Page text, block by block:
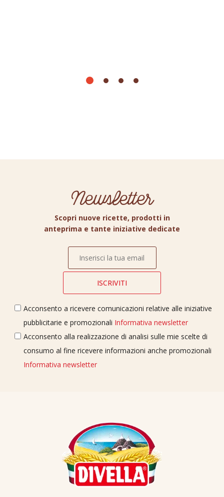
Newsletter
Scopri nuove ricette, prodotti in
anteprima e tante iniziative dedicate
Acconsento a ricevere comunicazioni relative alle iniziative
pubblicitarie e promozionali Informativa newsletter
Acconsento alla realizzazione di analisi sulle mie scelte di
consumo al fine ricevere informazioni anche promozionali
Informativa newsletter